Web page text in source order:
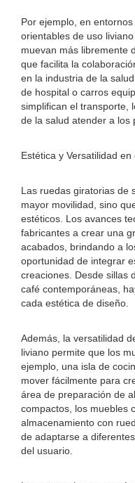
Por ejemplo, en
orientables de uso
muevan más libremente
que facilita la
en la industria de la
de hospital o carros
simplifican el transporte,
de la salud atender a los
Estética y Versatilidad en
Las ruedas giratorias de
mayor movilidad, sino
estéticos. Los avances
fabricantes a crear una
acabados, brindando a
oportunidad de integrar
creaciones. Desde sillas
café contemporáneas,
cada estética de diseño.
Además, la versatilidad
liviano permite que los
ejemplo, una isla de
mover fácilmente para
área de preparación de
compactos, los muebles
almacenamiento con
de adaptarse a
del usuario.